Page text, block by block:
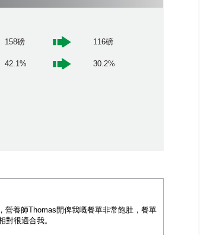
158磅 116磅
42.1% 30.2%
營養師Thomas開俾我嘅餐單非常飽肚，餐單
很適合我。